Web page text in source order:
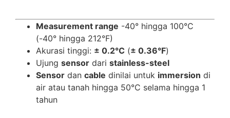
Measurement range -40° hingga 100°C
(-40° hingga 212°F)
Akurasi tinggi: ± 0.2°C (± 0.36°F)
Ujung sensor dari stainless-steel
Sensor dan cable dinilai untuk immersion di
air atau tanah hingga 50°C selama hingga 1
tahun